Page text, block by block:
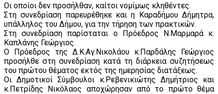
Οι οποίοι δεν προσήλθαν, καίτοι νομίμως κληθέντες.
Στη συνεδρίαση παρευρέθηκε και η Καραδήμου Δήμητρα,
υπάλληλος του Δήμου, για την τήρηση των πρακτικών.
Στη συνεδρίαση παρίσταται ο Πρόεδρος Ν.Μαρμαρά κ.
Καπλάνης Γεώργιος.
Ο Πρόεδρος της Δ.Κ.Αγ.Νικολάου κ.Παρδάλης Γεώργιος
προσήλθε στη συνεδρίαση κατά τη διάρκεια συζητήσεως
του πρώτου θέματος εκτός της ημερησίας διατάξεως.
Οι Δημοτικοί Σύμβουλοι κ.Ρεβενικιώτης Δημήτριος και
κ.Πετρίδης Νικόλαος αποχώρησαν από το πρώτο θέμα